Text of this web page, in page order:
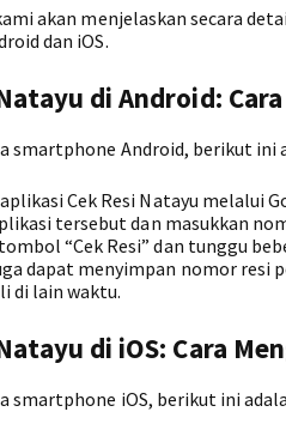
akan menjelaskan secara
dan iOS.
di Android:
smartphone Android, berikut ini
Cek Resi Natayu melalui
tersebut dan masukkan
“Cek Resi” dan tunggu
dapat menyimpan nomor resi
di lain waktu.
di iOS: Cara
smartphone iOS, berikut ini